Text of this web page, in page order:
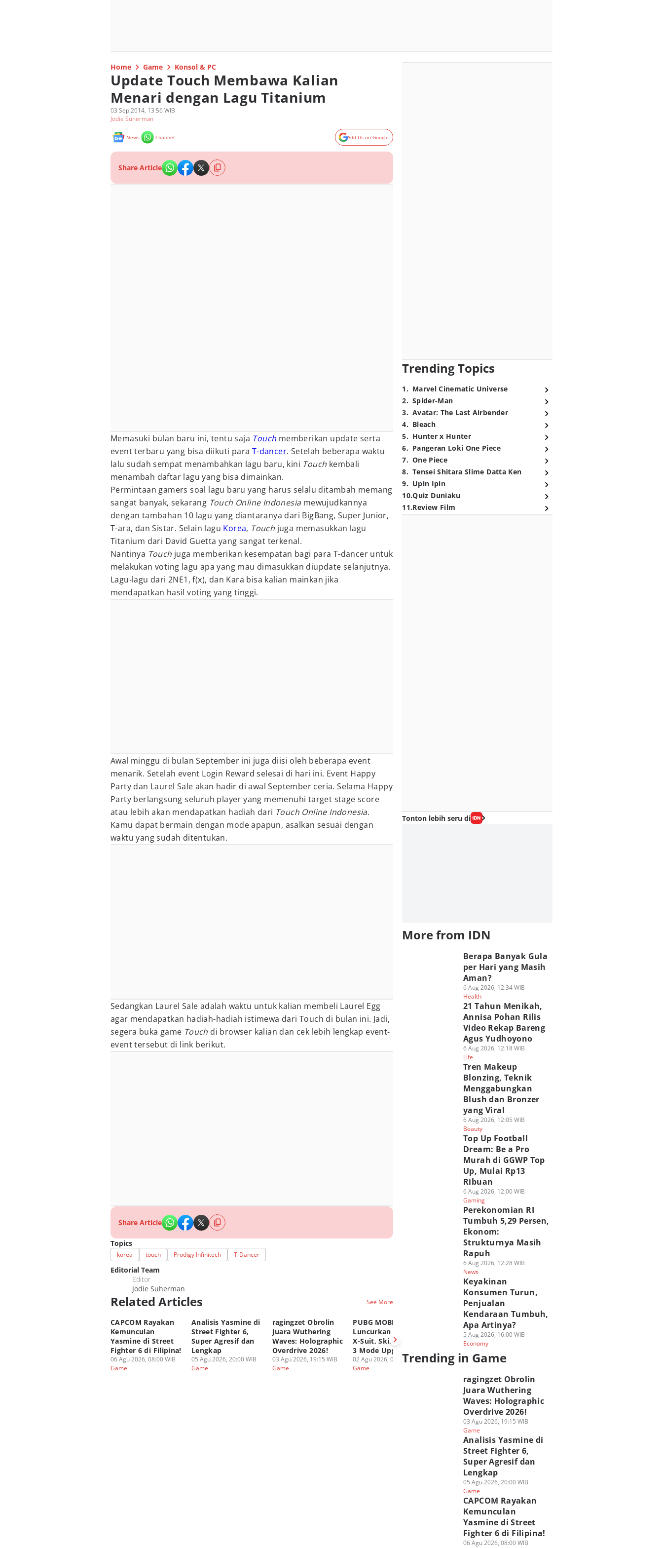
Home Game Konsol & PC
Update Touch Membawa Kalian
Menari dengan Lagu Titanium
03 Sep 2014, 13:56 WIB
Jodie Suherman
News Channel Add Us on Google
Share Article
Memasuki bulan baru ini, tentu saja Touch memberikan update serta
event terbaru yang bisa diikuti para T-dancer. Setelah beberapa waktu
lalu sudah sempat menambahkan lagu baru, kini Touch kembali
menambah daftar lagu yang bisa dimainkan.
Permintaan gamers soal lagu baru yang harus selalu ditambah memang
sangat banyak, sekarang Touch Online Indonesiamewujudkannya
dengan tambahan 10 lagu yang diantaranya dari BigBang, Super Junior,
T-ara, dan Sistar. Selain lagu Korea, Touch juga memasukkan lagu
Titanium dari David Guetta yang sangat terkenal.
Nantinya Touch juga memberikan kesempatan bagi para T-dancer untuk
melakukan voting lagu apa yang mau dimasukkan diupdate selanjutnya.
Lagu-lagu dari 2NE1, f(x), dan Kara bisa kalian mainkan jika
mendapatkan hasil voting yang tinggi.
Awal minggu di bulan September ini juga diisi oleh beberapa event
menarik. Setelah event Login Reward selesai di hari ini. Event Happy
Party dan Laurel Sale akan hadir di awal September ceria. Selama Happy
Party berlangsung seluruh player yang memenuhi target stage score
atau lebih akan mendapatkan hadiah dari Touch Online Indonesia.
Kamu dapat bermain dengan mode apapun, asalkan sesuai dengan
waktu yang sudah ditentukan.
Sedangkan Laurel Sale adalah waktu untuk kalian membeli Laurel Egg
agar mendapatkan hadiah-hadiah istimewa dari Touch di bulan ini. Jadi,
segera buka game Touch di browser kalian dan cek lebih lengkap event-
event tersebut di link berikut.
Share Article
Topics
korea touch Prodigy Infinitech T-Dancer
Editorial Team
Editor
Jodie Suherman
Related Articles See More
CAPCOM Rayakan
Kemunculan
Yasmine di Street
Fighter 6 di Filipina!
06 Agu 2026, 08:00 WIB
Game
Analisis Yasmine di
Street Fighter 6,
Super Agresif dan
Lengkap
05 Agu 2026, 20:00 WIB
Game
ragingzet Obrolin
Juara Wuthering
Waves: Holographic
Overdrive 2026!
03 Agu 2026, 19:15 WIB
Game
PUBG MOBILE
Luncurkan Druvaen
X-Suit, Skin Dengan
3 Mode Upgradable!
02 Agu 2026, 05:00 WIB
Game
Genshin Impact
Akhirnya Tiba di
Snezhnaya Pada 12
01 Agu 2026, 05:00 WIB
Game
PUBG MOBILE
Berkolaborasi
Trending Topics
1. Marvel Cinematic Universe
2. Spider-Man
3. Avatar: The Last Airbender
4. Bleach
5. Hunter x Hunter
6. Pangeran Loki One Piece
7. One Piece
8. Tensei Shitara Slime Datta Ken
9. Upin Ipin
10.Quiz Duniaku
11.Review Film
Tonton lebih seru di
More from IDN
Berapa Banyak Gula
per Hari yang Masih
Aman?
6 Aug 2026, 12:34 WIB
Health
21 Tahun Menikah,
Annisa Pohan Rilis
Video Rekap Bareng
Agus Yudhoyono
6 Aug 2026, 12:18 WIB
Life
Tren Makeup
Blonzing, Teknik
Menggabungkan
Blush dan Bronzer
yang Viral
6 Aug 2026, 12:05 WIB
Beauty
Top Up Football
Dream: Be a Pro
Murah di GGWP Top
Up, Mulai Rp13
Ribuan
6 Aug 2026, 12:00 WIB
Gaming
Perekonomian RI
Tumbuh 5,29 Persen,
Ekonom:
Strukturnya Masih
Rapuh
6 Aug 2026, 12:28 WIB
News
Keyakinan
Konsumen Turun,
Penjualan
Kendaraan Tumbuh,
Apa Artinya?
5 Aug 2026, 16:00 WIB
Economy
Trending in Game
ragingzet Obrolin
Juara Wuthering
Waves: Holographic
Overdrive 2026!
03 Agu 2026, 19:15 WIB
Game
Analisis Yasmine di
Street Fighter 6,
Super Agresif dan
Lengkap
05 Agu 2026, 20:00 WIB
Game
CAPCOM Rayakan
Kemunculan
Yasmine di Street
Fighter 6 di Filipina!
06 Agu 2026, 08:00 WIB